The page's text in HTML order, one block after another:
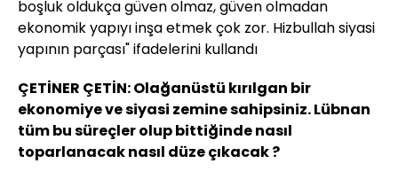
boşluk oldukça güven olmaz, güven olmadan
ekonomik yapıyı inşa etmek çok zor. Hizbullah siyasi
yapının parçası" ifadelerini kullandı
ÇETİNER ÇETİN: Olağanüstü kırılgan bir
ekonomiye ve siyasi zemine sahipsiniz. Lübnan
tüm bu süreçler olup bittiğinde nasıl
toparlanacak nasıl düze çıkacak ?